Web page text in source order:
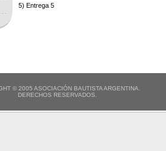
5) Entrega 5
© 2005 ASOCIACIÓN BAUTISTA ARGENTINA.
DERECHOS RESERVADOS.